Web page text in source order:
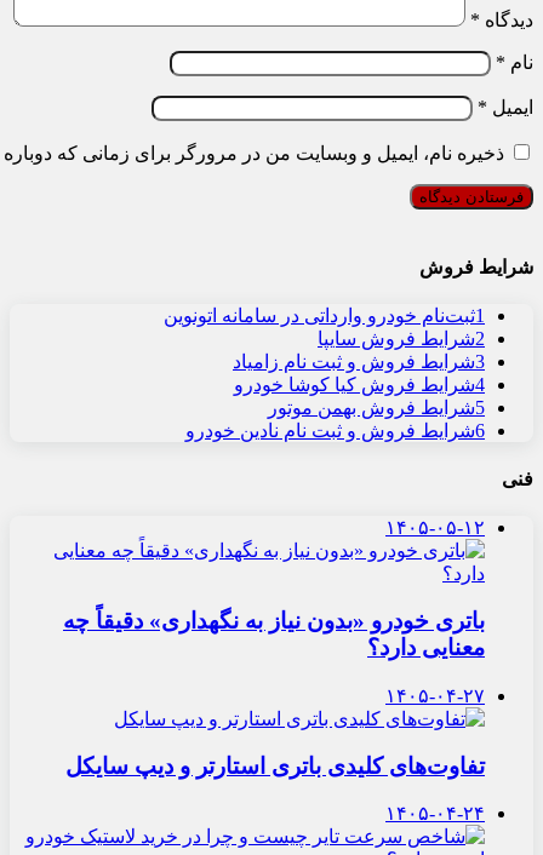
دیدگاه *
نام *
ایمیل *
ذخیره نام، ایمیل و وبسایت من در مرورگر برای زمانی که
شرایط فروش
1ثبت‌نام خودرو وارداتی در سامانه اتونوین
2شرایط فروش سایپا
3شرایط فروش و ثبت نام زامیاد
4شرایط فروش کیا کوشا خودرو
5شرایط فروش بهمن موتور
6شرایط فروش و ثبت نام نادین خودرو
فنی
۱۴۰۵-۰۵-۱۲
باتری خودرو «بدون نیاز به نگهداری» دقیقاً چه
معنایی دارد؟
۱۴۰۵-۰۴-۲۷
تفاوت‌های کلیدی باتری استارتر و دیپ سایکل
۱۴۰۵-۰۴-۲۴